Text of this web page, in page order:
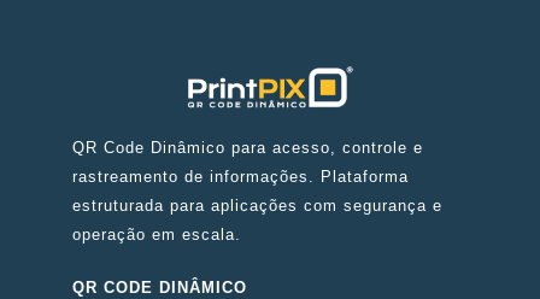
QR Code Dinâmico para acesso, controle e
rastreamento de informações. Plataforma
estruturada para aplicações com segurança e
operação em escala.
QR CODE DINÂMICO